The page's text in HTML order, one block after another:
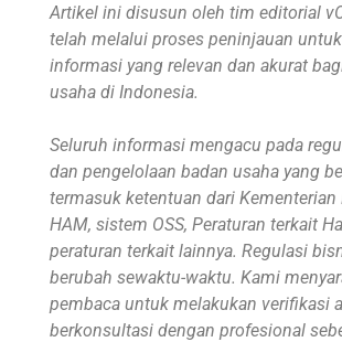
Artikel ini disusun oleh tim editorial
telah melalui proses peninjauan
informasi yang relevan dan akurat
usaha di Indonesia.
Seluruh informasi mengacu pada
dan pengelolaan badan usaha yang
termasuk ketentuan dari Kementerian
HAM, sistem OSS, Peraturan terkait
peraturan terkait lainnya. Regulasi
berubah sewaktu-waktu. Kami
pembaca untuk melakukan verifikasi
berkonsultasi dengan profesional